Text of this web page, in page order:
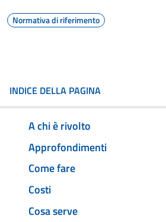
Normativa di riferimento
INDICE DELLA PAGINA
A chi è rivolto
Approfondimenti
Come fare
Costi
Cosa serve